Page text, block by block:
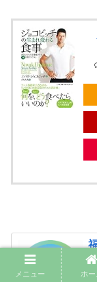
メニュー ホー